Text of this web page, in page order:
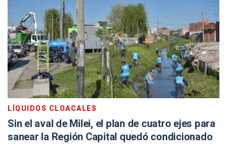
LÍQUIDOS CLOACALES
Sin el aval de Milei, el plan de cuatro ejes para
sanear la Región Capital quedó condicionado